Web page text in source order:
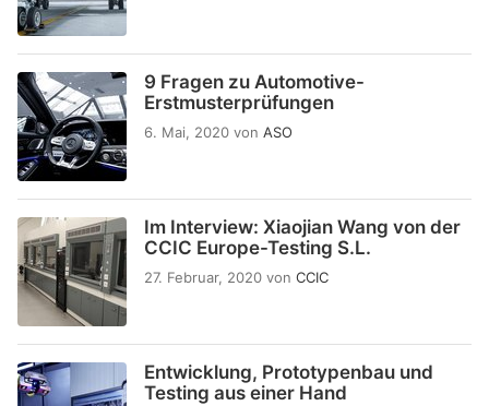
9 Fragen zu Automotive-
Erstmusterprüfungen
6. Mai, 2020 von ASO
Im Interview: Xiaojian Wang von der
CCIC Europe-Testing S.L.
27. Februar, 2020 von CCIC
Entwicklung, Prototypenbau und
Testing aus einer Hand